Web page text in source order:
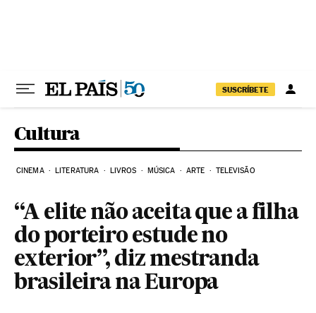
SUSCRÍBETE
Cultura
CINEMA LITERATURA LIVROS MÚSICA ARTE TELEVISÃO
“A elite não aceita que a filha
do porteiro estude no
exterior”, diz mestranda
brasileira na Europa